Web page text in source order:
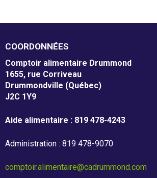
d
Recevoir
Dépannage alimentaire
Nos partenaires
COORDONNÉES
Comptoir alimentaire Drummond
1655, rue Corriveau
Drummondville (Québec)
J2C 1Y9
Aide alimentaire : 819 478-4243
Administration : 819 478-9070
comptoir.alimentaire@cadrummond.com